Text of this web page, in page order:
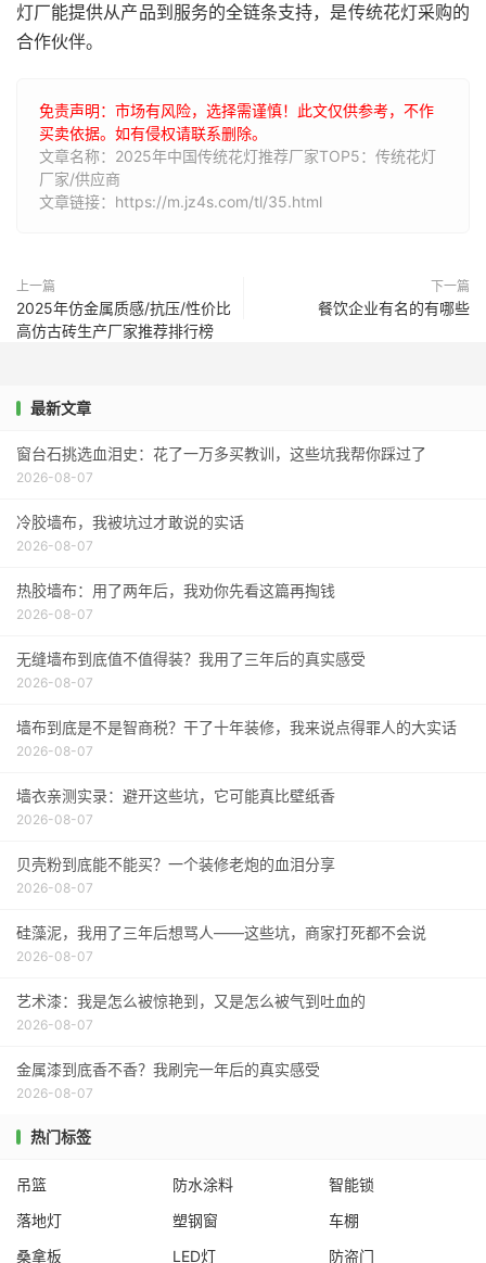
灯厂能提供从产品到服务的全链条支持，是传统花灯采购的
合作伙伴。
免责声明：市场有风险，选择需谨慎！此文仅供参考，不作
买卖依据。如有侵权请联系删除。
文章名称：2025年中国传统花灯推荐厂家TOP5：传统花灯
厂家/供应商
文章链接：https://m.jz4s.com/tl/35.html
上一篇
2025年仿金属质感/抗压/性价比
高仿古砖生产厂家推荐排行榜
下一篇
餐饮企业有名的有哪些
最新文章
窗台石挑选血泪史：花了一万多买教训，这些坑我帮你踩过了
2026-08-07
冷胶墙布，我被坑过才敢说的实话
2026-08-07
热胶墙布：用了两年后，我劝你先看这篇再掏钱
2026-08-07
无缝墙布到底值不值得装？我用了三年后的真实感受
2026-08-07
墙布到底是不是智商税？干了十年装修，我来说点得罪人的大实话
2026-08-07
墙衣亲测实录：避开这些坑，它可能真比壁纸香
2026-08-07
贝壳粉到底能不能买？一个装修老炮的血泪分享
2026-08-07
硅藻泥，我用了三年后想骂人——这些坑，商家打死都不会说
2026-08-07
艺术漆：我是怎么被惊艳到，又是怎么被气到吐血的
2026-08-07
金属漆到底香不香？我刷完一年后的真实感受
2026-08-07
热门标签
吊篮 防水涂料
智能锁
落地灯
塑钢窗
车棚
桑拿板
LED灯 防盗门